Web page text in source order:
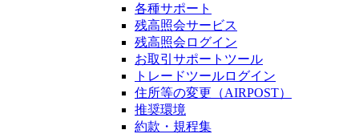
各種サポート
残高照会サービス
残高照会ログイン
お取引サポートツール
トレードツールログイン
住所等の変更（AIRPOST）
推奨環境
約款・規程集